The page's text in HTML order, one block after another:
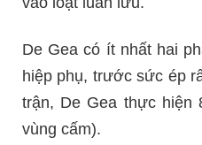
De Gea có ít nhất hai
hiệp phụ, trước sức ép
trận, De Gea thực hiện
vùng cấm).